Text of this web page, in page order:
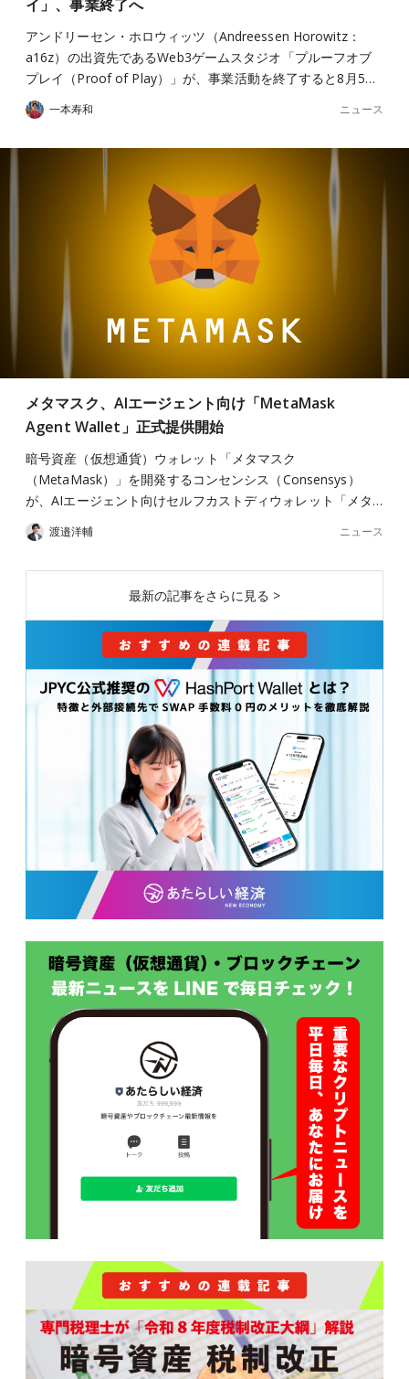
イ」、事業終了へ
アンドリーセン・ホロウィッツ（Andreessen Horowitz：
a16z）の出資先であるWeb3ゲームスタジオ「プルーフオブ
プレイ（Proof of Play）」が、事業活動を終了すると8月5…
一本寿和 ニュース
メタマスク、AIエージェント向け「MetaMask
Agent Wallet」正式提供開始
暗号資産（仮想通貨）ウォレット「メタマスク
（MetaMask）」を開発するコンセンシス（Consensys）
が、AIエージェント向けセルフカストディウォレット「メタ…
渡邉洋輔 ニュース
最新の記事をさらに見る >